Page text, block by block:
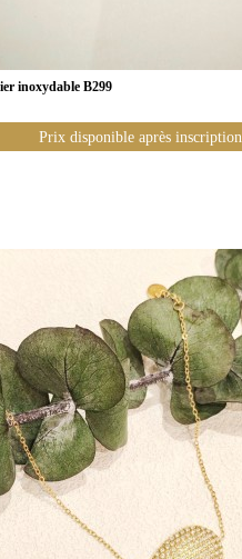
inoxydable B299
Prix disponible après inscription